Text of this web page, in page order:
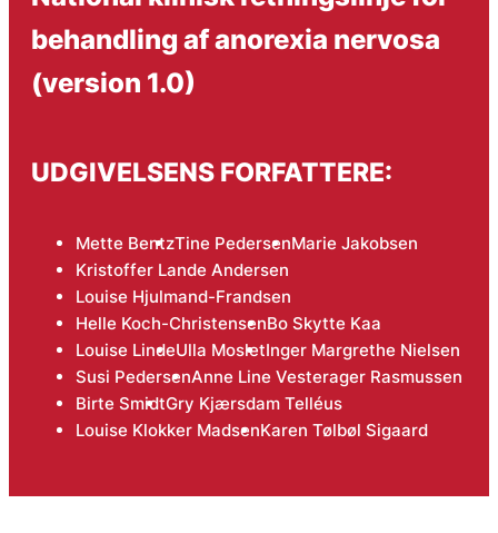
behandling af anorexia nervosa
(version 1.0)
UDGIVELSENS FORFATTERE:
Mette BentzTine PedersenMarie Jakobsen
Kristoffer Lande Andersen
Louise Hjulmand-Frandsen
Helle Koch-ChristensenBo Skytte Kaa
Louise LindeUlla MosletInger Margrethe Nielsen
Susi PedersenAnne Line Vesterager Rasmussen
Birte SmidtGry Kjærsdam Telléus
Louise Klokker MadsenKaren Tølbøl Sigaard